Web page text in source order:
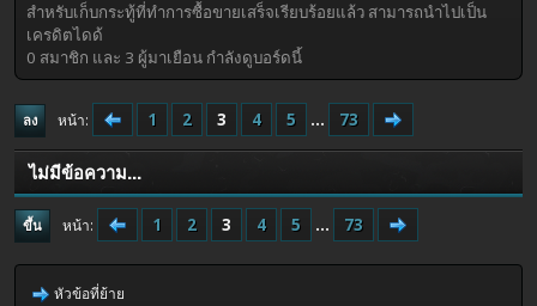
สำหรับเก็บกระทู้ที่ทำการซื้อขายเสร็จเรียบร้อยแล้ว สามารถนำไปเป็น
เครดิตไดด้
0 สมาชิก และ 3 ผู้มาเยือน กำลังดูบอร์ดนี้
ลง หน้า 1 2 3 4 5 ... 73
ไม่มีข้อความ...
ขึ้น หน้า 1 2 3 4 5 ... 73
หัวข้อที่ย้าย